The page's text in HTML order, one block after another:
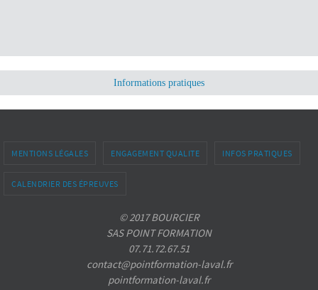
Informations pratiques
MENTIONS LÉGALES ENGAGEMENT QUALITE INFOS PRATIQUES
CALENDRIER DES ÉPREUVES
© 2017 BOURCIER
SAS POINT FORMATION
07.71.72.67.51
contact@pointformation-laval.fr
pointformation-laval.fr